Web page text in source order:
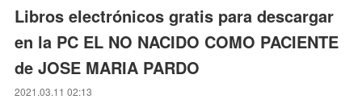
Libros electrónicos gratis para descargar
en la PC EL NO NACIDO COMO PACIENTE
de JOSE MARIA PARDO
2021.03.11 02:13